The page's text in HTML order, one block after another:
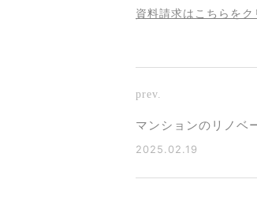
資料請求はこちらをク
prev.
マンションのリノベ
2025.02.19